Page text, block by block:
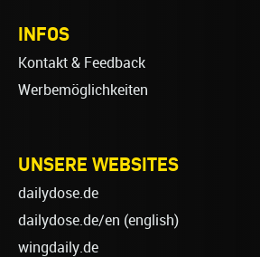
INFOS
Kontakt & Feedback
Werbemöglichkeiten
UNSERE WEBSITES
dailydose.de
dailydose.de/en (english)
wingdaily.de